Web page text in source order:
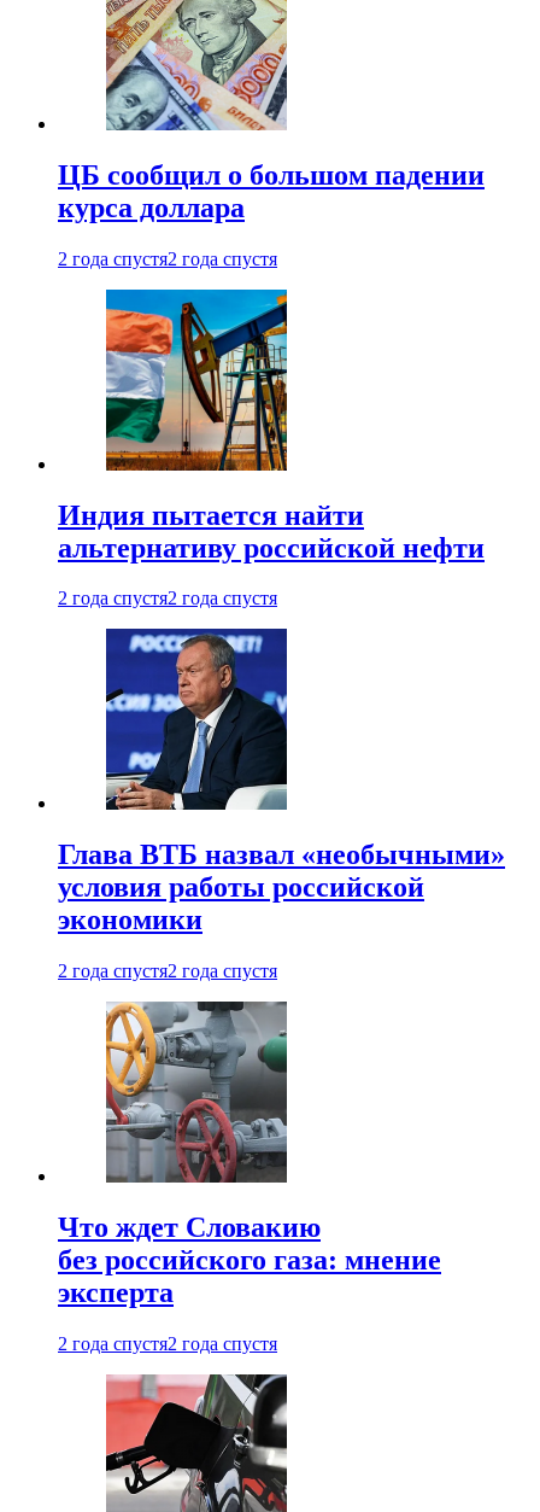
ЦБ сообщил о большом падении
курса доллара
2 года спустя2 года спустя
Индия пытается найти
альтернативу российской нефти
2 года спустя2 года спустя
Глава ВТБ назвал «необычными»
условия работы российской
экономики
2 года спустя2 года спустя
Что ждет Словакию
без российского газа: мнение
эксперта
2 года спустя2 года спустя